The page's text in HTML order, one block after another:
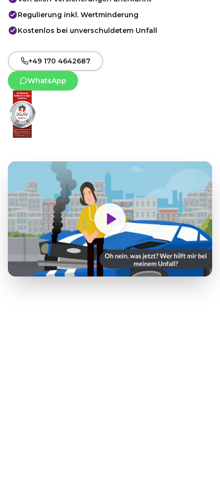
Regulierung inkl. Wertminderung
Kostenlos bei unverschuldetem Unfall
+49 170 4642687
WhatsApp